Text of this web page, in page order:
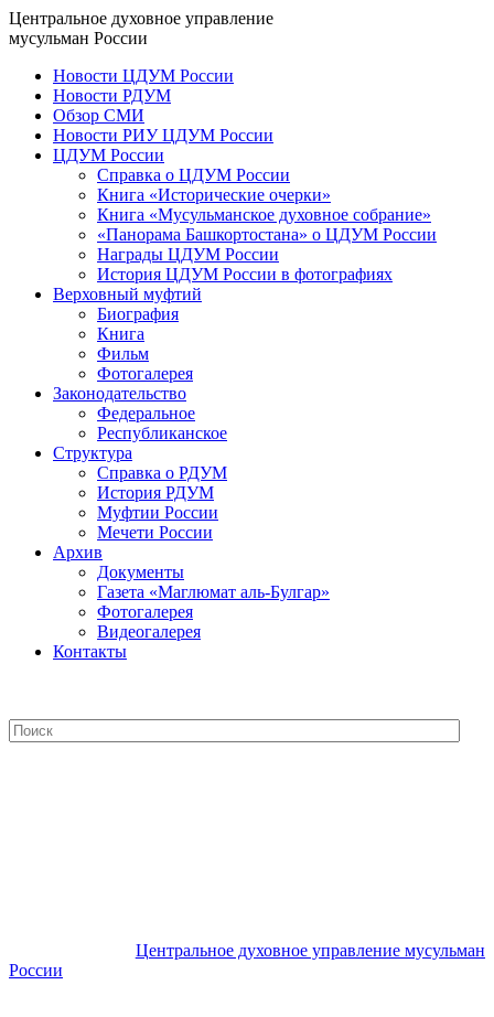
Центральное духовное управление
мусульман России
Новости ЦДУМ России
Новости РДУМ
Обзор СМИ
Новости РИУ ЦДУМ России
ЦДУМ России
Справка о ЦДУМ России
Книга «Исторические очерки»
Книга «Мусульманское духовное собрание»
«Панорама Башкортостана» о ЦДУМ России
Награды ЦДУМ России
История ЦДУМ России в фотографиях
Верховный муфтий
Биография
Книга
Фильм
Фотогалерея
Законодательство
Федеральное
Республиканское
Структура
Справка о РДУМ
История РДУМ
Муфтии России
Мечети России
Архив
Документы
Газета «Маглюмат аль-Булгар»
Фотогалерея
Видеогалерея
Контакты
Центральное духовное управление мусульман
России